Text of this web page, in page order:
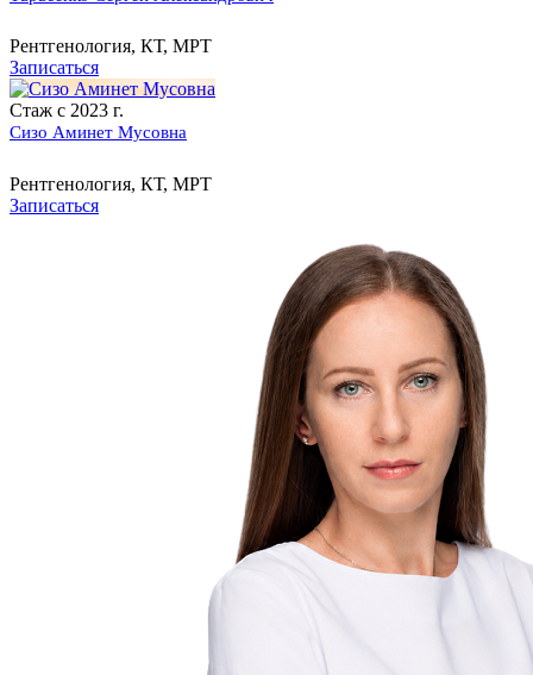
Рентгенология, КТ, МРТ
Записаться
Стаж с 2023 г.
Сизо Аминет Мусовна
Рентгенология, КТ, МРТ
Записаться